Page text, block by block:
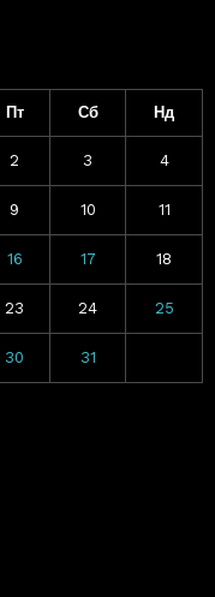
Пт Сб Нд
2 3 4
9 10 11
16 17 18
23 24 25
30 31